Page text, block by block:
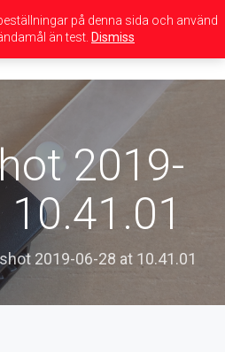
2019-
2019-06-28 at 10.41.01
på denna sida och använd
än test. Dismiss